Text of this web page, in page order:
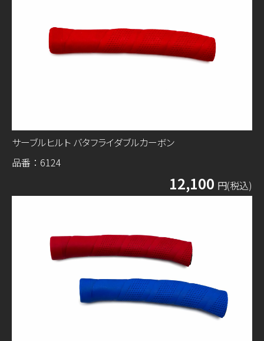
サーブルヒルト バタフライダブルカーボン
品番：6124
12,100 円(税込)